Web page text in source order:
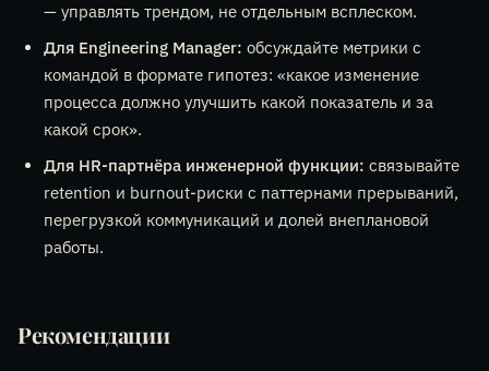
— управлять трендом, не отдельным всплеском.
Для Engineering Manager: обсуждайте метрики с
командой в формате гипотез: «какое изменение
процесса должно улучшить какой показатель и за
какой срок».
Для HR-партнёра инженерной функции: связывайте
retention и burnout-риски с паттернами прерываний,
перегрузкой коммуникаций и долей внеплановой
работы.
Рекомендации